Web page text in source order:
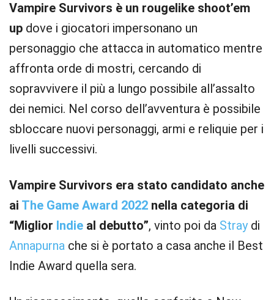
Vampire Survivors è un rougelike shoot’em
up dove i giocatori impersonano un
personaggio che attacca in automatico mentre
affronta orde di mostri, cercando di
sopravvivere il più a lungo possibile all’assalto
dei nemici. Nel corso dell’avventura è possibile
sbloccare nuovi personaggi, armi e reliquie per i
livelli successivi.
Vampire Survivors era stato candidato anche
ai The Game Award 2022 nella categoria di
“Miglior Indie al debutto”, vinto poi da Straydi
Annapurna che si è portato a casa anche il Best
Indie Award quella sera.